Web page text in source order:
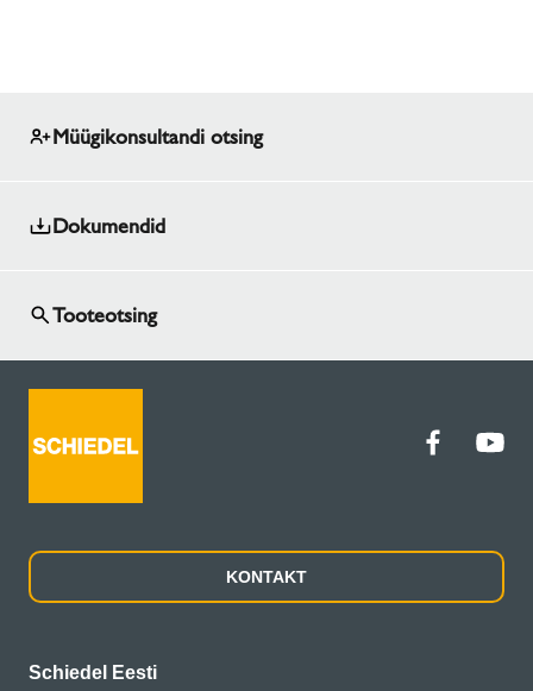
Müügikonsultandi otsing
Dokumendid
Tooteotsing
KONTAKT
Schiedel Eesti